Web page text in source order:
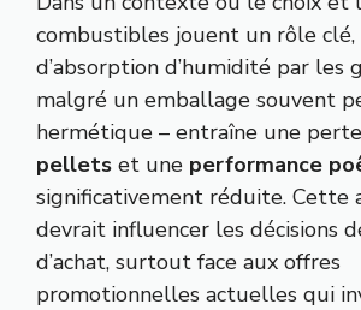
combustibles jouent un rôle
d’absorption d’humidité par les
malgré un emballage souvent
hermétique – entraîne une
pellets et une performance
significativement réduite. Cette
devrait influencer les décisions
d’achat, surtout face aux offres
promotionnelles actuelles qui